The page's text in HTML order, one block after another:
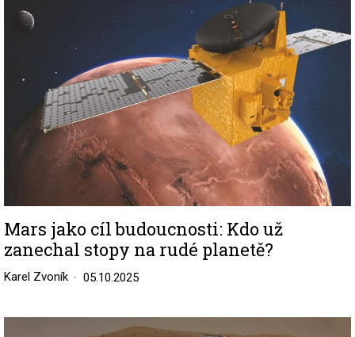
Mars jako cíl budoucnosti: Kdo už
zanechal stopy na rudé planetě?
Karel Zvoník 05.10.2025